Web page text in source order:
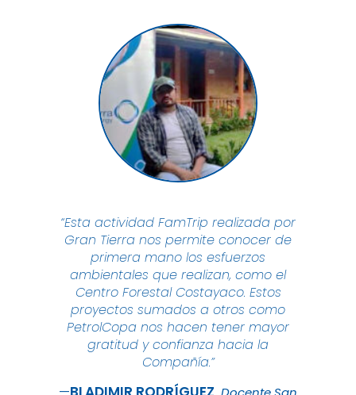
“Esta actividad FamTrip realizada por
Gran Tierra nos permite conocer de
primera mano los esfuerzos
ambientales que realizan, como el
Centro Forestal Costayaco. Estos
proyectos sumados a otros como
PetrolCopa nos hacen tener mayor
gratitud y confianza hacia la
Compañía.”